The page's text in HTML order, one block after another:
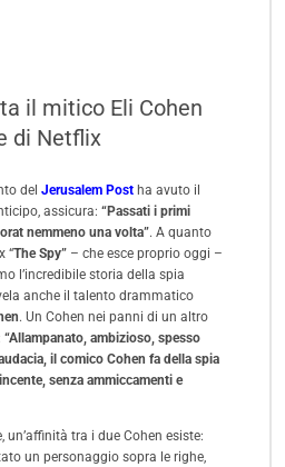
il mitico Eli Cohen
di Netflix
del Jerusalem Post ha avuto il
assicura: “Passati i primi
nemmeno una volta”. A quanto
“The Spy” – che esce proprio oggi –
l’incredibile storia della spia
anche il talento drammatico
. Un Cohen nei panni di un altro
“Allampanato, ambizioso, spesso
il comico Cohen fa della spia
senza ammiccamenti e
un’affinità tra i due Cohen esiste:
un personaggio sopra le righe,